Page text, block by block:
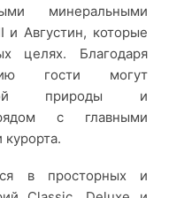
минеральными
Августин, которые
целях. Благодаря
гости могут
природы и
с главными
в просторных и